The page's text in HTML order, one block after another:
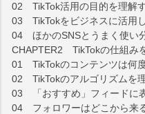
02 TikTok活用の目的を理解
03 TikTokをビジネスに活用
04 ほかのSNSとうまく使い
CHAPTER2 TikTokの仕組み
01 TikTokのコンテンツは何
02 TikTokのアルゴリズムを
03 「おすすめ」フィードに
04 フォロワーはどこから来